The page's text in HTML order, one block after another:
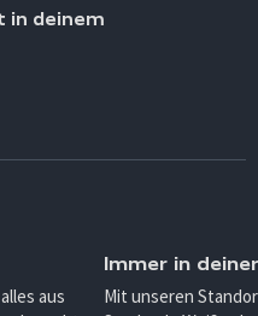
in deinem
aus
Immer in
Mit unseren